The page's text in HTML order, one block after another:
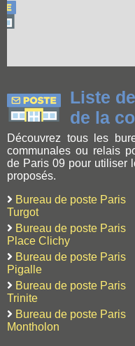
Liste
de la
Découvrez tous les
communales ou relais
de Paris 09 pour utiliser
proposés.
Bureau de poste Paris
Turgot
Bureau de poste Paris
Place Clichy
Bureau de poste Paris
Pigalle
Bureau de poste Paris
Trinite
Bureau de poste Paris
Montholon